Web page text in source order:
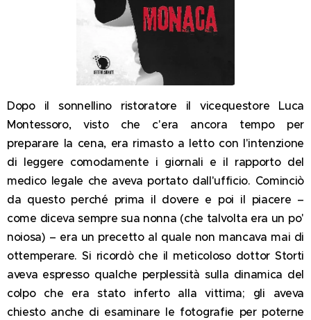
Dopo il sonnellino ristoratore il vicequestore Luca
Montessoro, visto che c'era ancora tempo per
preparare la cena, era rimasto a letto con l'intenzione
di leggere comodamente i giornali e il rapporto del
medico legale che aveva portato dall'ufficio. Cominciò
da questo perché prima il dovere e poi il piacere –
come diceva sempre sua nonna (che talvolta era un po'
noiosa) – era un precetto al quale non mancava mai di
ottemperare. Si ricordò che il meticoloso dottor Storti
aveva espresso qualche perplessità sulla dinamica del
colpo che era stato inferto alla vittima; gli aveva
chiesto anche di esaminare le fotografie per poterne